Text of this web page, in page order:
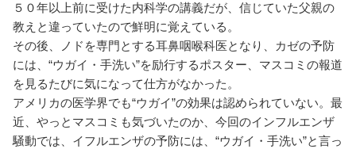
５０年以上前に受けた内科学の講義だが、信じていた父親の
教えと違っていたので鮮明に覚えている。
その後、ノドを専門とする耳鼻咽喉科医となり、カゼの予防
には、“ウガイ・手洗い”を励行するポスター、マスコミの報道
を見るたびに気になって仕方がなかった。
アメリカの医学界でも“ウガイ”の効果は認められていない。最
近、やっとマスコミも気づいたのか、今回のインフルエンザ
騒動では、イフルエンザの予防には、“ウガイ・手洗い”と言っ